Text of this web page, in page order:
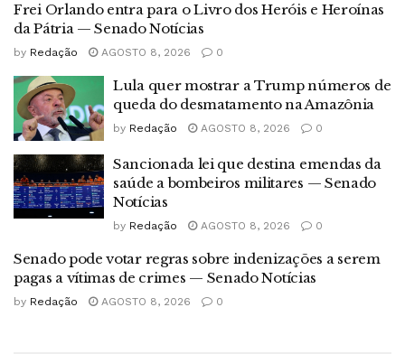
Frei Orlando entra para o Livro dos Heróis e Heroínas
da Pátria — Senado Notícias
by Redação AGOSTO 8, 2026 0
Lula quer mostrar a Trump números de
queda do desmatamento na Amazônia
by Redação AGOSTO 8, 2026 0
Sancionada lei que destina emendas da
saúde a bombeiros militares — Senado
Notícias
by Redação AGOSTO 8, 2026 0
Senado pode votar regras sobre indenizações a serem
pagas a vítimas de crimes — Senado Notícias
by Redação AGOSTO 8, 2026 0